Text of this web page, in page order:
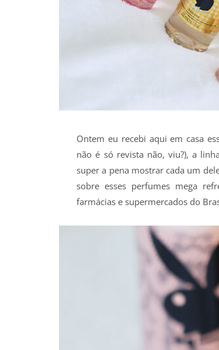
Ontem eu recebi aqui em casa
não é só revista não, viu?), a
super a pena mostrar cada um
sobre esses perfumes mega
farmácias e supermercados do